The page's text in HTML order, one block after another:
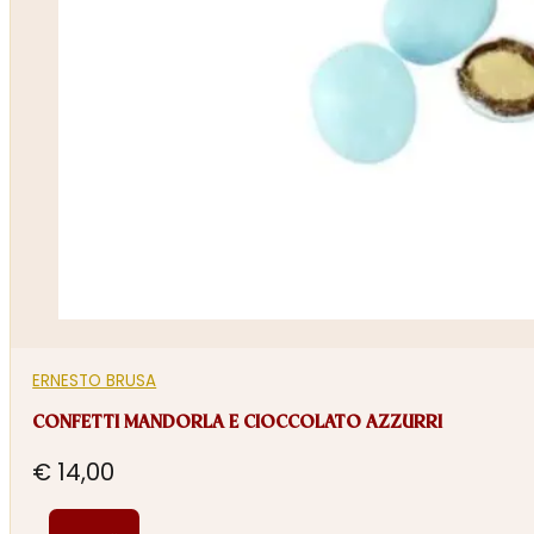
ERNESTO BRUSA
CONFETTI MANDORLA E CIOCCOLATO AZZURRI
€ 14,00